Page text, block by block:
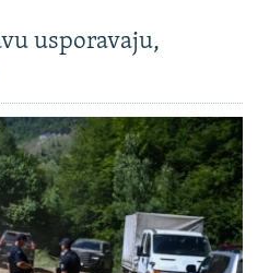
usporavaju,